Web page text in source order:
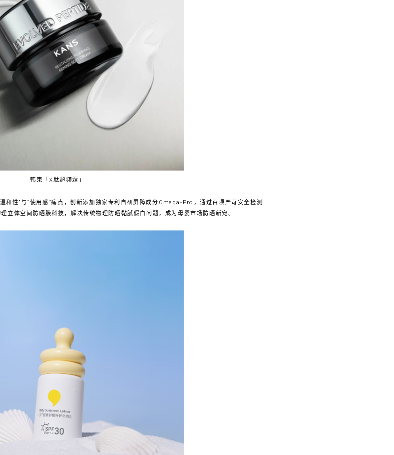
韩束「X肽超频霜」
和性”与“使用感”痛点，创新添加独家专利自研屏障成分Omega-Pro，通过百项严苛安全检测
立体空间防晒膜科技，解决传统物理防晒黏腻假白问题，成为母婴市场防晒新宠。